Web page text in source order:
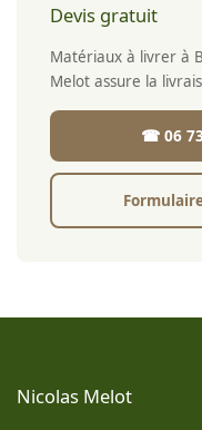
Devis gratuit
Matériaux à livrer à
Melot assure la
☎ 06
Nicolas Melot